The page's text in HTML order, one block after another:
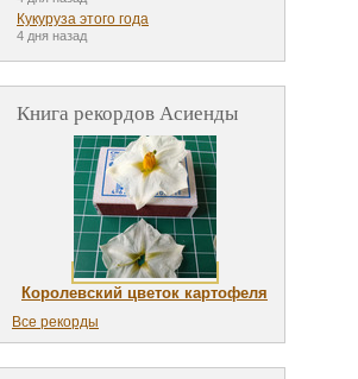
Кукуруза этого года
4 дня назад
Книга рекордов Асиенды
Королевский цветок картофеля
Все рекорды